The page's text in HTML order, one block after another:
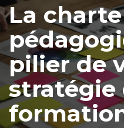
La charte
pilier de
stratégie